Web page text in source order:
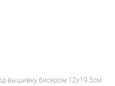
вышивку бисером 12х19,5см.